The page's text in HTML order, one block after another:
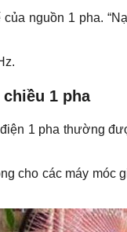
nguồn 1 pha.
1 pha
1 pha thường
cho các máy móc